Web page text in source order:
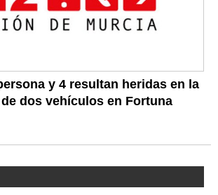
y 4 resultan heridas en la
dos vehículos en Fortuna